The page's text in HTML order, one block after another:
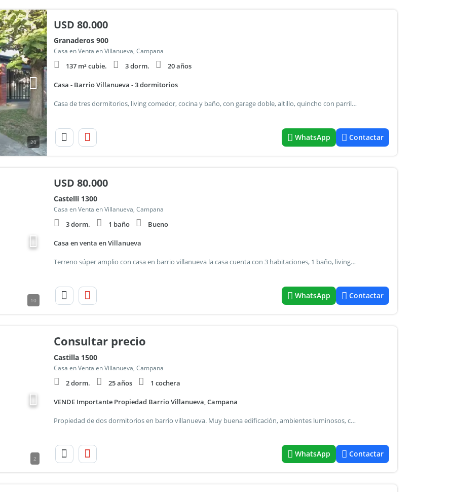
20
USD 80.000
Granaderos 900
Casa en Venta en Villanueva, Campana
137 m² cubie. 3 dorm. 20 años
Casa - Barrio Villanueva - 3 dormitorios
Casa de tres dormitorios, living comedor, cocina y baño, con garage doble, altillo, quincho con parrilla, (semi cubierto), patio y lavadero. Muy buen estado, sin humedad, sin filtraciones, con ambientes luminosos, a solo 300 metros de la nueva avenida raúl alfonsín. (Ruta provincial n°6) y en cercanías a ruta panamericana n° 9.
WhatsApp Contactar
10
USD 80.000
Castelli 1300
Casa en Venta en Villanueva, Campana
3 dorm. 1 baño Bueno
Casa en venta en Villanueva
Terreno súper amplio con casa en barrio villanueva la casa cuenta con 3 habitaciones, 1 baño, living, cocina con patio y garaje. Tiene un departamento de 2 ambientes sobre la misma.
WhatsApp Contactar
2
Consultar precio
Castilla 1500
Casa en Venta en Villanueva, Campana
2 dorm. 25 años 1 cochera
VENDE Importante Propiedad Barrio Villanueva, Campana
Propiedad de dos dormitorios en barrio villanueva. Muy buena edificación, ambientes luminosos, cuenta con terraza accesible y la posibilidad de ampliar la superficie construida. Sin humedad, sin filtraciones, estado impecable.
WhatsApp Contactar